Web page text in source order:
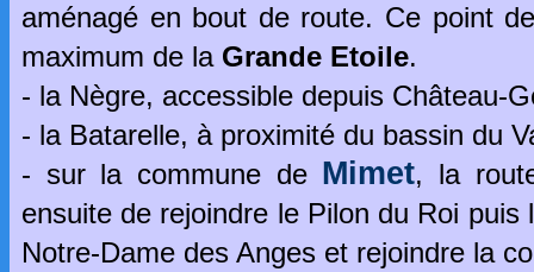
aménagé en bout de route. Ce point
maximum de la Grande Etoile.
- la Nègre, accessible depuis Château-
- la Batarelle, à proximité du bassin du
- sur la commune de Mimet, la
ensuite de rejoindre le Pilon du Roi
Notre-Dame des Anges et rejoindre la